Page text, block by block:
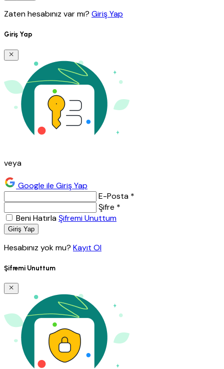
Zaten hesabınız var mı? Giriş Yap
Giriş Yap
veya
Google ile Giriş Yap
E-Posta *
Şifre *
Beni HatırlaŞifremi Unuttum
Giriş Yap
Hesabınız yok mu? Kayıt Ol
Şifremi Unuttum